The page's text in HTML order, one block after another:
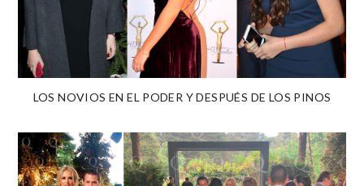
LOS NOVIOS EN EL PODER Y DESPUÉS DE LOS PINOS